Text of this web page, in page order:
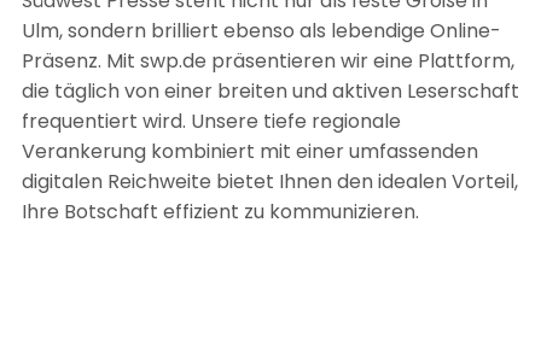
Ulm, sondern brilliert ebenso als lebendige Online-
Präsenz. Mit swp.de präsentieren wir eine Plattform,
die täglich von einer breiten und aktiven Leserschaft
frequentiert wird. Unsere tiefe regionale
Verankerung kombiniert mit einer umfassenden
digitalen Reichweite bietet Ihnen den idealen Vorteil,
Ihre Botschaft effizient zu kommunizieren.